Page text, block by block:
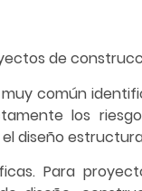
de
común
los
diseño
Para